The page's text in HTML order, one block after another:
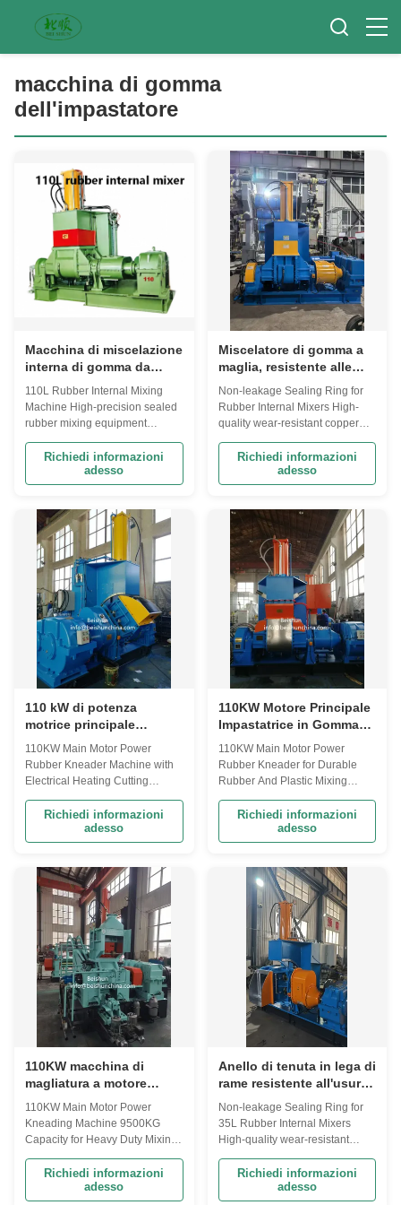
macchina di gomma
dell'impastatore
Macchina di miscelazione
interna di gomma da
110L, Macchina di
miscelazione di gomma
sigillata, attrezzature di
precisione, macchina di
miscelazione di gomma e
plastica
110L Rubber Internal Mixing
Machine High-precision sealed
rubber mixing equipment
mixture applications with
advanced temperature control
and material flow optimization.
Beishun Environmental
Protection Technology Co., Ltd.
specializes in ...
Richiedi informazioni
adesso
Miscelatore di gomma a
maglia, resistente alle
perdite Anello di tenuta
di alta qualità Per
miscelatori interni di
tenuta in lega di rame
Non-leakage Sealing Ring for
Rubber Internal Mixers High-
quality wear-resistant copper
specifically for rotary kneaders
in rubber processing
applications. Internal Mixer
essential rubber processing
equipment used for mixing,
plasticizing...
Richiedi informazioni
adesso
110 kW di potenza
motrice principale
macchina per il gomma
con sistema di taglio
elettrico di riscaldamento
miscelazione
110KW Main Motor Power
Rubber Kneader Machine with
Electrical Heating Cutting
System and 55 L Mixing
Capacity Product Description
The Rubber Kneader Machine
is a high-quality industrial
mixing of rubber and plastic
materials. With a weight of
9500KG, this robust ...
Richiedi informazioni
adesso
110KW Motore Principale
Impastatrice in Gomma
per Miscelazione
Duratura di Gomma e
Plastica
110KW Main Motor Power
Rubber Kneader for Durable
Rubber And Plastic Mixing
Product Description The Rubber
Kneader Machine is an
essential piece of equipment for
industries involved in rubber
This advanced Kneading
Machine is designed to
efficiently blend rubber and ...
Richiedi informazioni
adesso
110KW macchina di
magliatura a motore
principale 9500KG
capacità per operazioni
di miscelazione pesante
110KW Main Motor Power
Kneading Machine 9500KG
Capacity for Heavy Duty Mixing
The Rubber Kneader Machine
is an essential piece of
Richiedi informazioni
adesso
Anello di tenuta in lega di
rame resistente all'usura
da 35L senza perdite per
mescolatori interni in
gomma e impastatrici
Non-leakage Sealing Ring for
35L Rubber Internal Mixers
High-quality wear-resistant
designed specifically for rotary
kneaders in rubber
Richiedi informazioni
adesso